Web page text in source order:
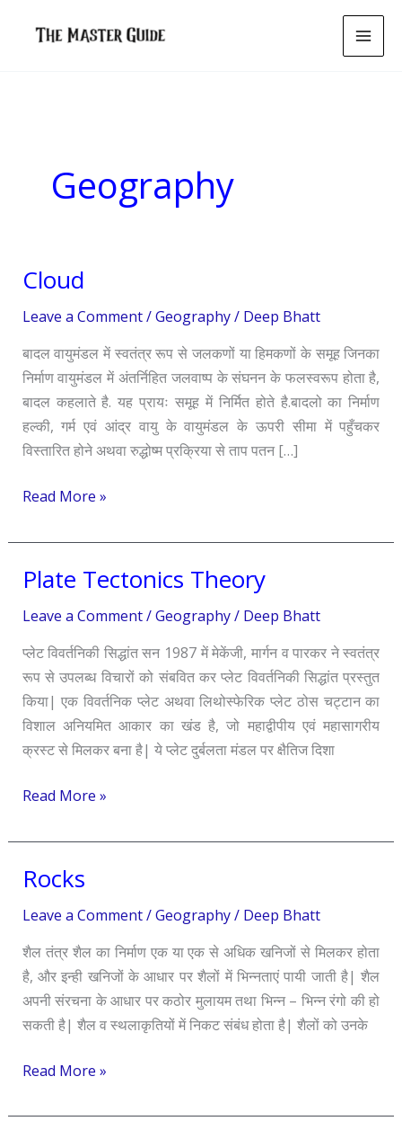
Geography
Cloud
Leave a Comment/Geography/ Deep Bhatt
बादल वायुमंडल में स्वतंत्र रूप से जलकणों या हिमकणों के समूह जिनका
निर्माण वायुमंडल में अंतर्निहित जलवाष्प के संघनन के फलस्वरूप होता है,
बादल कहलाते है. यह प्रायः समूह में निर्मित होते है.बादलो का निर्माण
हल्की, गर्म एवं आंद्र वायु के वायुमंडल के ऊपरी सीमा में पहुँचकर
विस्तारित होने अथवा रुद्धोष्म प्रक्रिया से ताप पतन […]
Cloud
Read More »
Plate Tectonics Theory
Leave a Comment/Geography/ Deep Bhatt
प्लेट विवर्तनिकी सिद्धांत सन 1987 में मेकेंजी, मार्गन व पारकर ने स्वतंत्र
रूप से उपलब्ध विचारों को संबवित कर प्लेट विवर्तनिकी सिद्धांत प्रस्तुत
किया| एक विवर्तनिक प्लेट अथवा लिथोस्फेरिक प्लेट ठोस चट्टान का
विशाल अनियमित आकार का खंड है, जो महाद्वीपीय एवं महासागरीय
क्रस्ट से मिलकर बना है| ये प्लेट दुर्बलता मंडल पर क्षैतिज दिशा
Plate
Theory
Read More »
Rocks
Leave a Comment/Geography/ Deep Bhatt
शैल तंत्र शैल का निर्माण एक या एक से अधिक खनिजों से मिलकर होता
है, और इन्ही खनिजों के आधार पर शैलों में भिन्नताएं पायी जाती है| शैल
अपनी संरचना के आधार पर कठोर मुलायम तथा भिन्न – भिन्न रंगो की हो
सकती है| शैल व स्थलाकृतियों में निकट संबंध होता है| शैलों को उनके
Rocks
Read More »